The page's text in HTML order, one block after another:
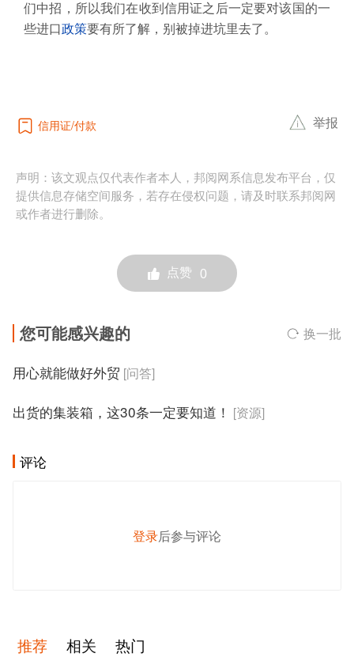
们中招，所以我们在收到信用证之后一定要对该国的一
些进口政策要有所了解，别被掉进坑里去了。
信用证 付款 举报
声明：该文观点仅代表作者本人，邦阅网系信息发布平台，仅
提供信息存储空间服务，若存在侵权问题，请及时联系邦阅网
或作者进行删除。
点赞 0
您可能感兴趣的 换一批
用心就能做好外贸 [问答]
出货的集装箱，这30条一定要知道！ [资源]
评论
登录后参与评论
推荐 相关
热门